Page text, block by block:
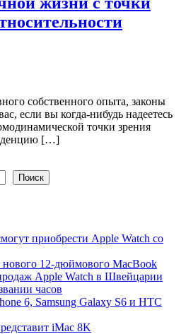
собственного опыта, законы
если вы когда-нибудь надеетесь
точки зрения
[…]
Поиск
приобрести Apple Watch со
12-дюймового MacBook
Apple Watch в Швейцарии
часов
6, Samsung Galaxy S6 и HTC
iMac 8K